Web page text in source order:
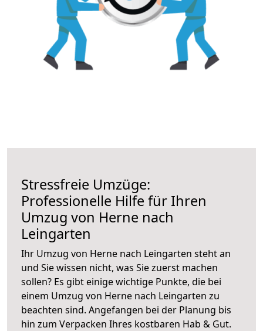
Stressfreie Umzüge:
Professionelle Hilfe für Ihren
Umzug von Herne nach
Leingarten
Ihr Umzug von Herne nach Leingarten steht an
und Sie wissen nicht, was Sie zuerst machen
sollen? Es gibt einige wichtige Punkte, die bei
einem Umzug von Herne nach Leingarten zu
beachten sind. Angefangen bei der Planung bis
hin zum Verpacken Ihres kostbaren Hab & Gut.